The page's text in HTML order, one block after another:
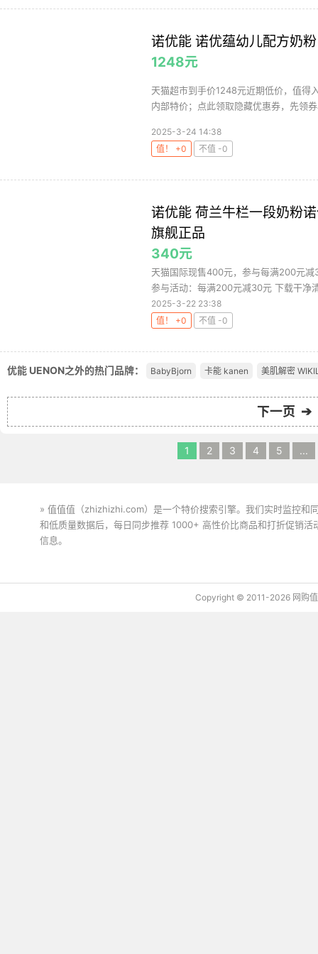
诺优能 诺优蕴幼儿配方奶
1248元
天猫超市到手价1248元近期低价，值得
内部特价；点此领取隐藏优惠券，先领
2025-3-24 14:38
值！ +0
不值 -0
诺优能 荷兰牛栏一段奶粉
旗舰正品
340元
天猫国际现售400元，参与每满200元
参与活动：每满200元减30元 下载干净
2025-3-22 23:38
值！ +0
不值 -0
优能 UENON之外的热门品牌： BabyBjorn 卡能 kanen 美肌解密
下一页 ➔
1 2 3 4 5 ...
» 值值值（zhizhizhi.com）是一个特价搜索引擎。我们实时监控和
和低质量数据后，每日同步推荐 1000+ 高性价比商品和打折促销
信息。
Copyright © 2011-2026 网购